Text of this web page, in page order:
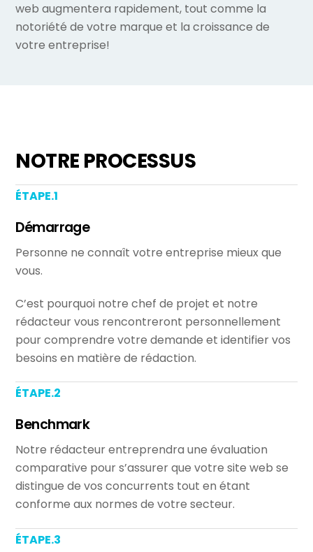
web augmentera rapidement, tout comme la
notoriété de votre marque et la croissance de
votre entreprise!
NOTRE PROCESSUS
ÉTAPE.1
Démarrage
Personne ne connaît votre entreprise mieux que
vous.
C’est pourquoi notre chef de projet et notre
rédacteur vous rencontreront personnellement
pour comprendre votre demande et identifier vos
besoins en matière de rédaction.
ÉTAPE.2
Benchmark
Notre rédacteur entreprendra une évaluation
comparative pour s’assurer que votre site web se
distingue de vos concurrents tout en étant
conforme aux normes de votre secteur.
ÉTAPE.3